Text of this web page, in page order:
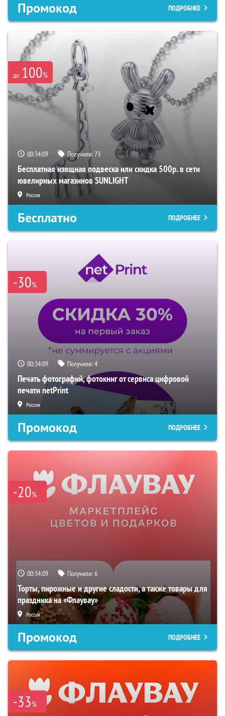
Промокод ПОДРОБНЕЕ
до 100%
00:34:09 Получили:73
Бесплатная изящная подвеска или скидка 500р. в сети
ювелирных магазинов SUNLIGHT
Россия
Бесплатно ПОДРОБНЕЕ
-30%
00:34:09 Получили:4
Печать фотографий, фотокниг от сервиса цифровой
печати netPrint
Россия
Промокод ПОДРОБНЕЕ
-20%
00:34:09 Получили:6
Торты, пирожные и другие сладости, а также товары для
праздника на «Флаувау»
Россия
Промокод ПОДРОБНЕЕ
-33%